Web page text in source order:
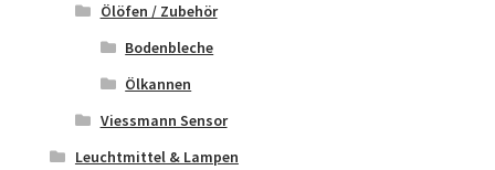
Ölöfen / Zubehör
Bodenbleche
Ölkannen
Viessmann Sensor
Leuchtmittel & Lampen